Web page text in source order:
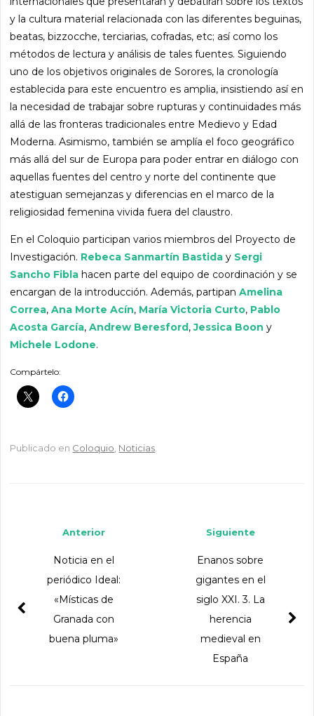
y la cultura material relacionada con las diferentes beguinas,
beatas, bizzocche, terciarias, cofradas, etc; así como los
métodos de lectura y análisis de tales fuentes. Siguiendo
uno de los objetivos originales de Sorores, la cronología
establecida para este encuentro es amplia, insistiendo así en
la necesidad de trabajar sobre rupturas y continuidades más
allá de las fronteras tradicionales entre Medievo y Edad
Moderna. Asimismo, también se amplía el foco geográfico
más allá del sur de Europa para poder entrar en diálogo con
aquellas fuentes del centro y norte del continente que
atestiguan semejanzas y diferencias en el marco de la
religiosidad femenina vivida fuera del claustro.
En el Coloquio participan varios miembros del Proyecto de
Investigación. Rebeca Sanmartín Bastida y Sergi
Sancho Fibla hacen parte del equipo de coordinación y se
encargan de la introducción. Además, partipanAmelina
Correa,Ana Morte Acín, María Victoria Curto, Pablo
Acosta García,Andrew Beresford,Jessica Boon y
Michele Lodone.
Compártelo:
Publicado en Coloquio Noticias
Siguiente
Enanos sobre
gigantes en el
siglo XXI. 3. La
herencia
medieval en
España
Anterior
Noticia en el
periódico Ideal:
«Místicas de
Granada con
buena pluma»